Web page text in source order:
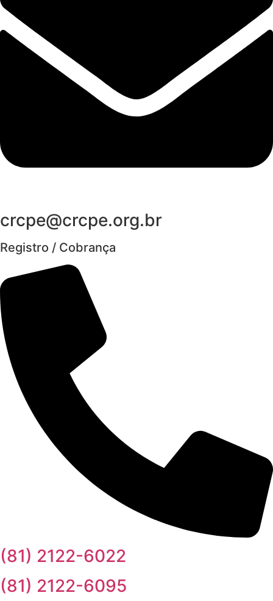
crcpe@crcpe.org.br
Registro / Cobrança
(81) 2122-6022
(81) 2122-6095